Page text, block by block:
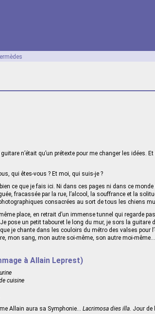
n’était qu’un prétexte pour me changer les idées.
qui êtes-vous ? Et moi, qui suis-je ?
ce que je fais ici. Ni dans ces pages ni dans ce
fracassée par la rue, l’alcool, la souffrance et la
consacrées au sort de tous les chiens
place, en retrait d’un immense tunnel qui regarde
pose un petit tabouret le long du mur, je sors la guitare
je chante dans les couloirs du métro des valses pour
mon sang, mon autre soi‑même, son autre moi-même…
à Allain Leprest)
cuisine
Allain aura sa Symphonie… Lacrimosa dies illa. Jour de